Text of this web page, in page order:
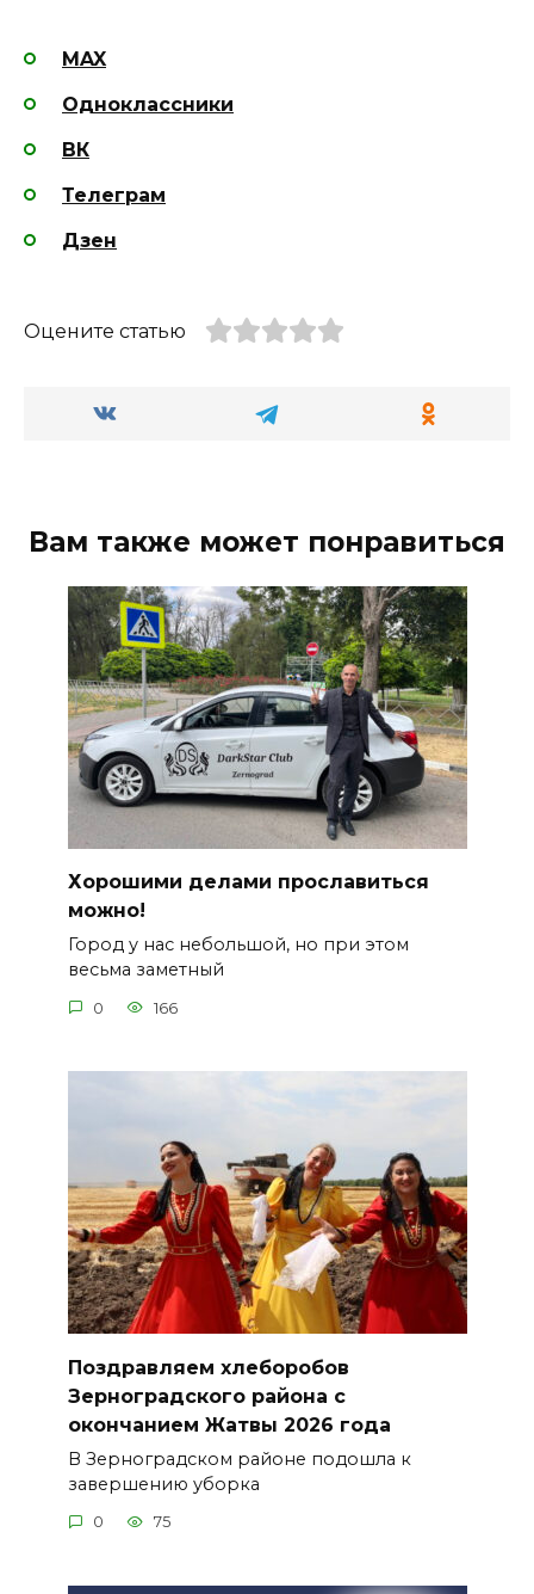
MAX
Одноклассники
ВК
Телеграм
Дзен
Оцените статью
Вам также может понравиться
Хорошими делами прославиться
можно!
Город у нас небольшой, но при этом
весьма заметный
0 166
Поздравляем хлеборобов
Зерноградского района с
окончанием Жатвы 2026 года
В Зерноградском районе подошла к
завершению уборка
0 75